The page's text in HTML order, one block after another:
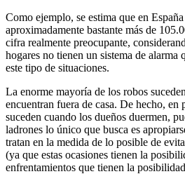
Como ejemplo, se estima que en
aproximadamente bastante más de
cifra realmente preocupante,
hogares no tienen un sistema de alarma
este tipo de situaciones.
La enorme mayoría de los robos
encuentran fuera de casa. De hecho, en
suceden cuando los dueños duermen,
ladrones lo único que busca es
tratan en la medida de lo posible de
(ya que estas ocasiones tienen la
enfrentamientos que tienen la